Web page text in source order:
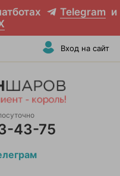
Telegram и
Вход на сайт
43-75